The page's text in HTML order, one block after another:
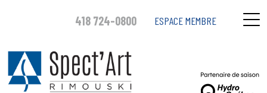
418 724-0800 ESPACE MEMBRE